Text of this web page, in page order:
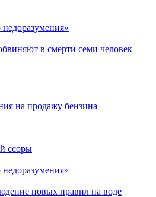
в смерти семи человек
на продажу бензина
ссоры
новых правил на воде